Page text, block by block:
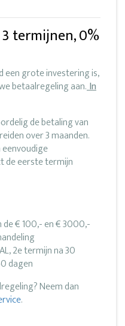
termijnen, 0%
een grote investering is,
betaalregeling aan.In
de betaling van
over 3 maanden.
eenvoudige
de eerste termijn
€ 100,- en € 3000,-
2e termijn na 30
dagen
Neem dan
.